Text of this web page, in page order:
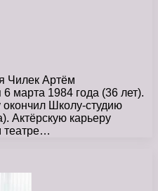
Чилек Артём
марта 1984 года (36 лет).
Школу-студию
Актёрскую карьеру
театре…